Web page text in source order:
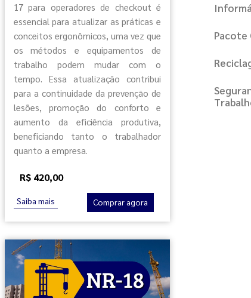
17 para operadores de checkout é
essencial para atualizar as práticas e
conceitos ergonômicos, uma vez que
os métodos e equipamentos de
trabalho podem mudar com o
tempo. Essa atualização contribui
para a continuidade da prevenção de
lesões, promoção do conforto e
aumento da eficiência produtiva,
beneficiando tanto o trabalhador
quanto a empresa.
R$ 420,00
Saiba mais Comprar agora
Pacote